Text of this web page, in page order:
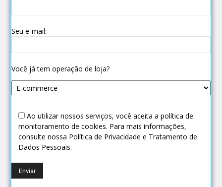
Seu e-mail:
Você já tem operação de loja?
Ao utilizar nossos serviços, você aceita a política de
monitoramento de cookies. Para mais informações,
consulte nossa Política de Privacidade e Tratamento de
Dados Pessoais.